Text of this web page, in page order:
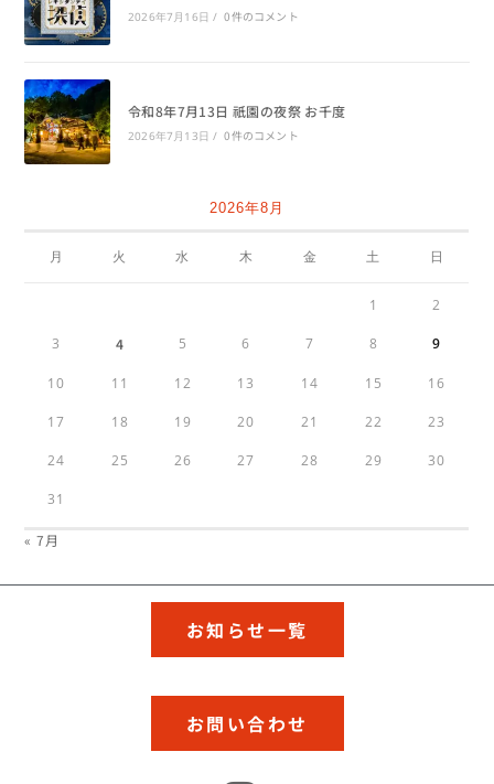
2026年7月16日 / 0件のコメント
令和8年7月13日 祇園の夜祭 お千度
2026年7月13日 / 0件のコメント
2026年8月
月 火 水 木 金 土 日
1 2
3 4 5 6 7 8 9
10 11 12 13 14 15 16
17 18 19 20 21 22 23
24 25 26 27 28 29 30
31
« 7月
お知らせ一覧
お問い合わせ